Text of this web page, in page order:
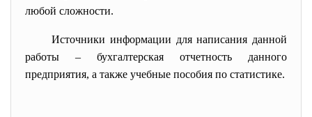
любой сложности.
Источники информации для написания данной
работы – бухгалтерская отчетность данного
предприятия, а также учебные пособия по статистике.